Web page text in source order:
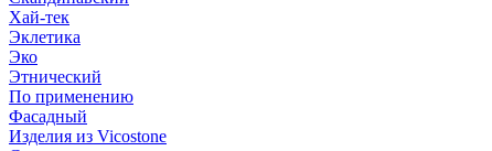
Хай-тек
Эклетика
Эко
Этнический
По применению
Фасадный
Изделия из Vicostone